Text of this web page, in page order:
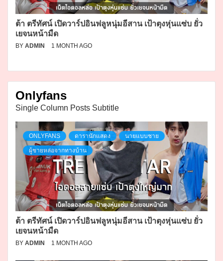
ต้า ตรีทัศน์ เปิดวาร์ปอินฟลูหนุ่มอีสาน เป้าตุงหุ่นแซ่บ ยั่ว
เยจนหน้ามืด
BY ADMIN 1 MONTH AGO
Onlyfans
Single Column Posts Subtitle
ONLYFANS ดารานักแสดง นายแบบชาย
ผู้ชายหล่อจากทางบ้าน
ต้า ตรีทัศน์ เปิดวาร์ปอินฟลูหนุ่มอีสาน เป้าตุงหุ่นแซ่บ ยั่ว
เยจนหน้ามืด
BY ADMIN 1 MONTH AGO